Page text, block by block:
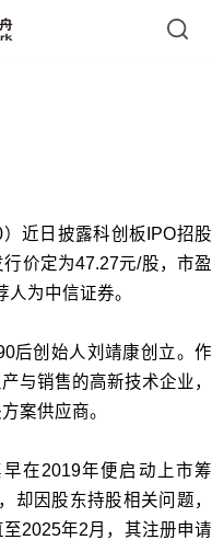
近日披露科创板IPO招股
价定为47.27元/股，市盈
为中信证券。
后创始人刘靖康创立。作
与销售的高新技术企业，
案供应商。
在2019年便启动上市筹
却因股东持股相关问题，
2025年2月，其注册申请